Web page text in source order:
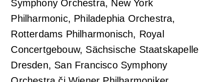
Symphony Orchestra, New York
Philharmonic, Philadephia Orchestra,
Rotterdams Philharmonisch, Royal
Concertgebouw, Sächsische Staatskapelle
Dresden, San Francisco Symphony